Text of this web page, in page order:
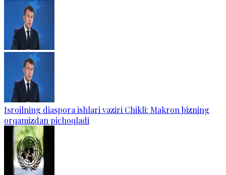
Isroilning diaspora ishlari vaziri Chikli: Makron bizning
orqamizdan pichoqladi